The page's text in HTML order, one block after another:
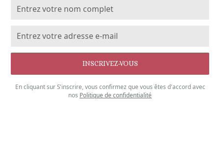
En cliquant sur S'inscrire, vous confirmez que vous êtes d'accord avec
nos Politique de confidentialité